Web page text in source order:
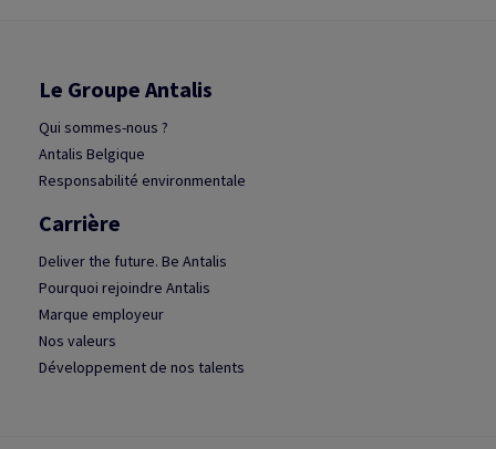
Le Groupe Antalis
Qui sommes-nous ?
Antalis Belgique
Responsabilité environmentale
Carrière
Deliver the future. Be Antalis
Pourquoi rejoindre Antalis
Marque employeur
Nos valeurs
Développement de nos talents